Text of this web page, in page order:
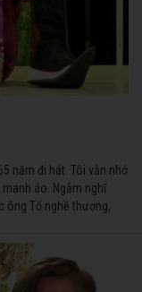
năm đi hát. Tôi vẫn nhớ
áo. Ngẫm nghĩ
ông Tổ nghề thương,
danh với nghiệp ca